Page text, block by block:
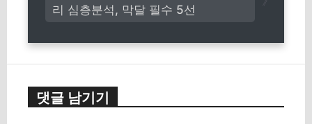
리 심층분석, 막달 필수 5선
댓글 남기기